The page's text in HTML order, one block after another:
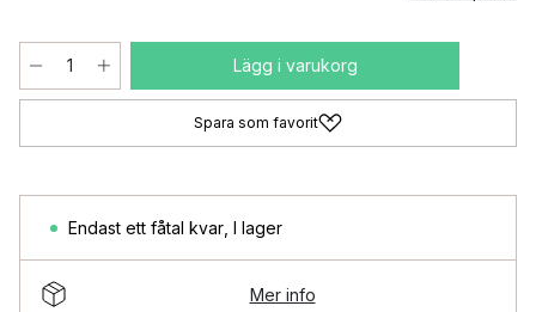
Lägg i varukorg
Spara som favorit
Endast ett fåtal kvar I lager
Mer info